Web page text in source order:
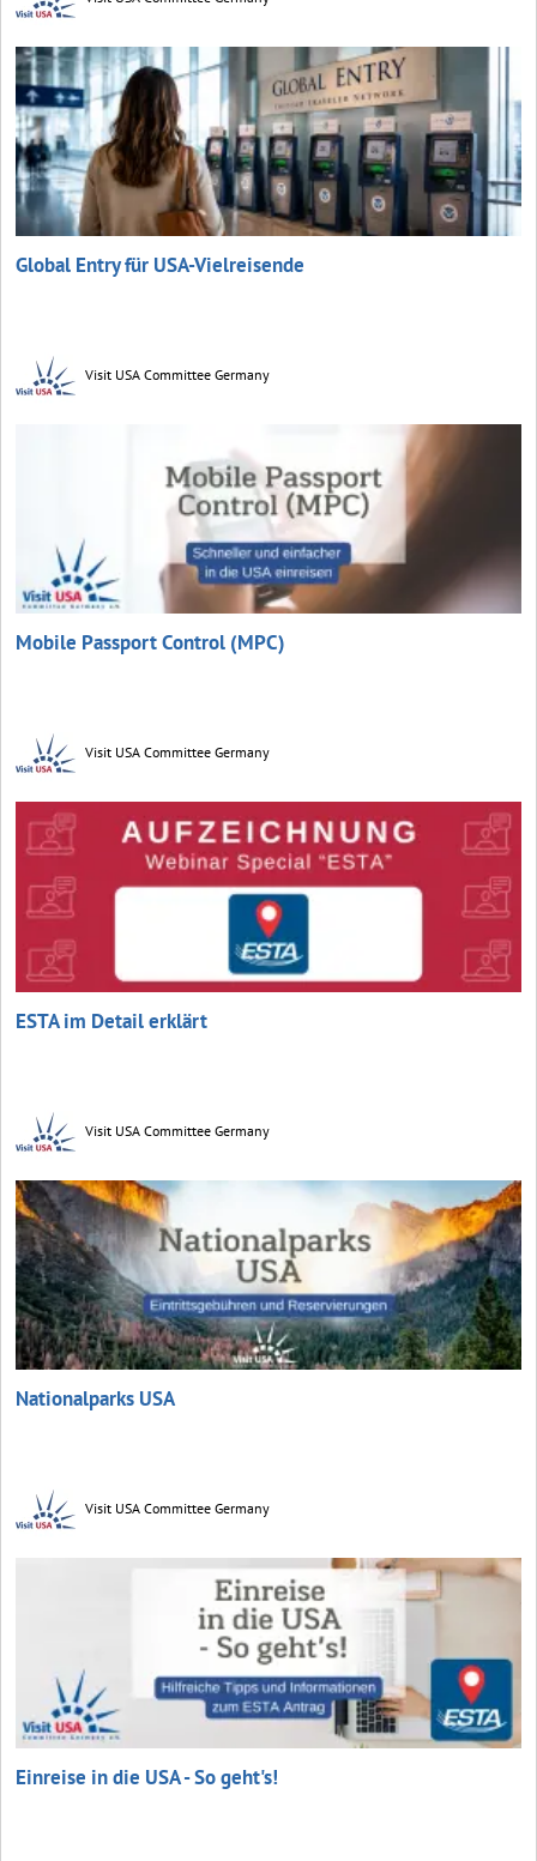
Global Entry für USA-Vielreisende
Visit USA Committee Germany
Mobile Passport Control (MPC)
Visit USA Committee Germany
ESTA im Detail erklärt
Visit USA Committee Germany
Nationalparks USA
Visit USA Committee Germany
Einreise in die USA - So geht's!